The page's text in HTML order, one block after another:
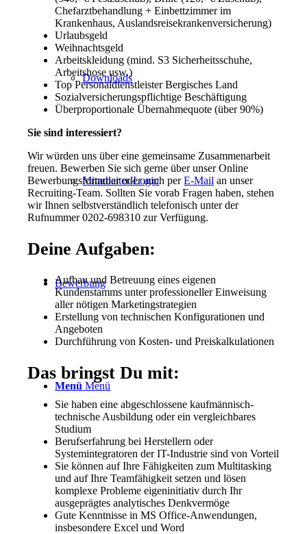
Downloads
Mitarbeiter-Login
Bewerbung
Menü Menü
Chefarztbehandlung + Einbettzimmer im
Krankenhaus, Auslandsreisekrankenversicherung)
Urlaubsgeld
Weihnachtsgeld
Arbeitskleidung (mind. S3 Sicherheitsschuhe,
Arbeitshose usw.)
Top Personaldienstleister Bergisches Land
Sozialversicherungspflichtige Beschäftigung
Überproportionale Übernahmequote (über 90%)
Sie sind interessiert?
Wir würden uns über eine gemeinsame Zusammenarbeit
freuen. Bewerben Sie sich gerne über unser Online
Bewerbungsformular oder auch perE-Mail an unser
Recruiting-Team. Sollten Sie vorab Fragen haben, stehen
wir Ihnen selbstverständlich telefonisch unter der
Rufnummer 0202-698310 zur Verfügung.
Deine Aufgaben:
Aufbau und Betreuung eines eigenen
Kundenstamms unter professioneller Einweisung
aller nötigen Marketingstrategien
Erstellung von technischen Konfigurationen und
Angeboten
Durchführung von Kosten- und Preiskalkulationen
Das bringst Du mit:
Sie haben eine abgeschlossene kaufmännisch-
technische Ausbildung oder ein vergleichbares
Studium
Berufserfahrung bei Herstellern oder
Systemintegratoren der IT-Industrie sind von Vorteil
Sie können auf Ihre Fähigkeiten zum Multitasking
und auf Ihre Teamfähigkeit setzen und lösen
komplexe Probleme eigeninitiativ durch Ihr
ausgeprägtes analytisches Denkvermöge
Gute Kenntnisse in MS Office-Anwendungen,
insbesondere Excel und Word